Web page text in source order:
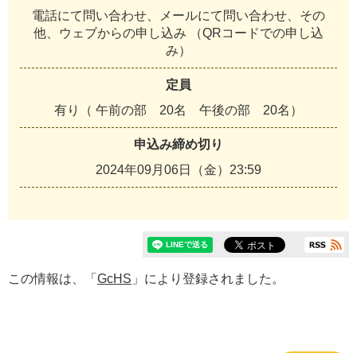
電話にて問い合わせ、メールにて問い合わせ、その
他、ウェブからの申し込み （QRコードでの申し込
み）
定員
有り（ 午前の部 20名 午後の部 20名）
申込み締め切り
2024年09月06日（金）23:59
この情報は、「 GcHS 」により登録されました。